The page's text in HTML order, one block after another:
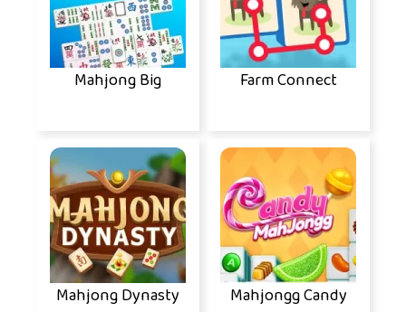
Mahjong Big Farm Connect
Mahjong Dynasty Mahjongg Candy